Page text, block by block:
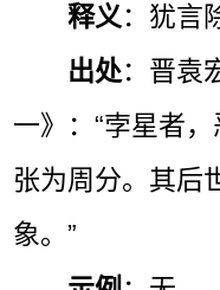
释义 ：犹言
出处：晋袁
一》：“孛星者
张为周分。其后
象。”